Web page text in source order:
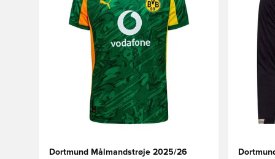
Dortmund Målmandstrøje 2025/26